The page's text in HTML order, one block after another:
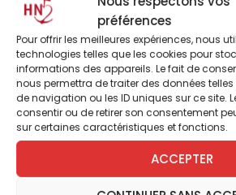
préférences
Pour offrir les meilleures expériences, nous
technologies telles que les cookies pour
informations des appareils. Le fait de
nous permettra de traiter des données
de navigation ou les ID uniques sur ce site.
consentir ou de retirer son consentement
sur certaines caractéristiques et fonctions.
ACCEPTER
passa sous le regard
Bénie et le pouvoir de son
Aimez la Vierge Marie et
l’aimer ! »
Saint Curé d’Ars
Chaque samedi, leCuré d’Ars